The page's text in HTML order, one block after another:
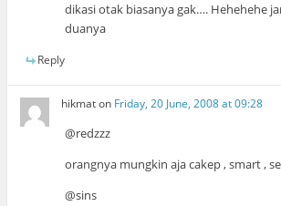
dikasi otak biasanya gak…. Hehehehe
duanya
Reply
hikmaton Friday, 20 June, 2008 at 09:28
@redzzz
orangnya mungkin aja cakep , smart ,
@sins